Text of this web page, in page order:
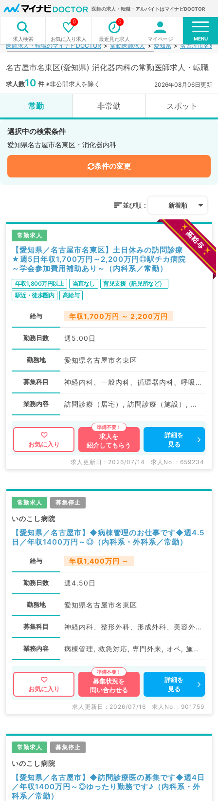
医師の求人・転職・アルバイトはマイナビDOCTOR
求人検索 お気に入り求人
0
最近見た求人
0
マイページ MENU
医師求人・転職のマイナビDOCTOR 常勤医師求人 愛知県 名古屋市名東
名古屋市名東区(愛知県) 消化器内科の常勤医師求人・転職
求人数10 件※非公開求人を除く 2026年08月06日更新
常勤 非常勤 スポット
選択中の検索条件
愛知県名古屋市名東区・消化器内科
条件の変更
並び順： 新着順
常勤求人
【愛知県／名古屋市名東区】土日休みの訪問診療
★週5日年収1,700万円～2,200万円◎駅チカ病院
～学会参加費用補助あり～（内科系／常勤）
年収1,800万円以上 当直なし
育児支援（託児所など）
駅近・徒歩圏内
高給与
給与 年収1,700万円 ～ 2,200万円
勤務日数 週5.00日
勤務地 愛知県名古屋市名東区
募集科目 神経内科、一般内科、循環器内科、呼吸器内科、消化器内科、内分泌・代謝内科、腎臓内科、老年内科
業務内容 訪問診療（居宅）, 訪問診療（施設）, 訪問診療（居宅）, 訪問診療（施設）
お気に入り
求人を
紹介してもらう
詳細を
見る
求人更新日 : 2026/07/14 求人No. : 659234
常勤求人 募集停止
いのこし病院
【愛知県／名古屋市】◆病棟管理のお仕事です◆週4.5
日／年収1400万円～◎（内科系・外科系／常勤）
給与 年収1,400万円 ～
勤務日数 週4.50日
勤務地 愛知県名古屋市名東区
募集科目 神経内科、整形外科、形成外科、美容外科、脳神経外科、呼吸器外科、心臓血管外科、小児外科、泌尿器科、一般内科、循環器内科、呼吸器内科、消化器内科、内分泌・代謝内科、腎臓内科、老年内科、血液内科、外科系全般、一般外科、消化器外科、乳腺外科、脊髄・脊椎外科
業務内容 病棟管理, 救急対応, 専門外来, オペ, 施設管理
お気に入り
募集状況を
問い合わせる
詳細を
見る
求人更新日 : 2026/07/16 求人No. : 901759
常勤求人 募集停止
いのこし病院
【愛知県／名古屋市】◆訪問診療医の募集です◆週4日
／年収1400万円～◎ゆったり勤務です♪（内科系・外
科系／常勤）